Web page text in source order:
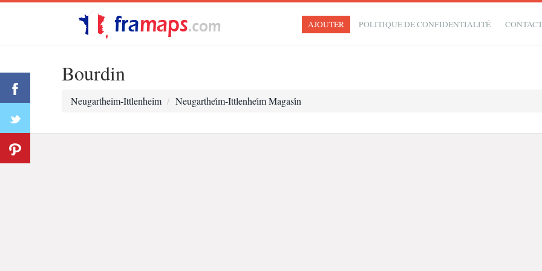
AJOUTER POLITIQUE DE CONFIDENTIALITÉ
Bourdin
Neugartheim-Ittlenheim Neugarthei̇m-Ittlenhei̇m Magasi̇n